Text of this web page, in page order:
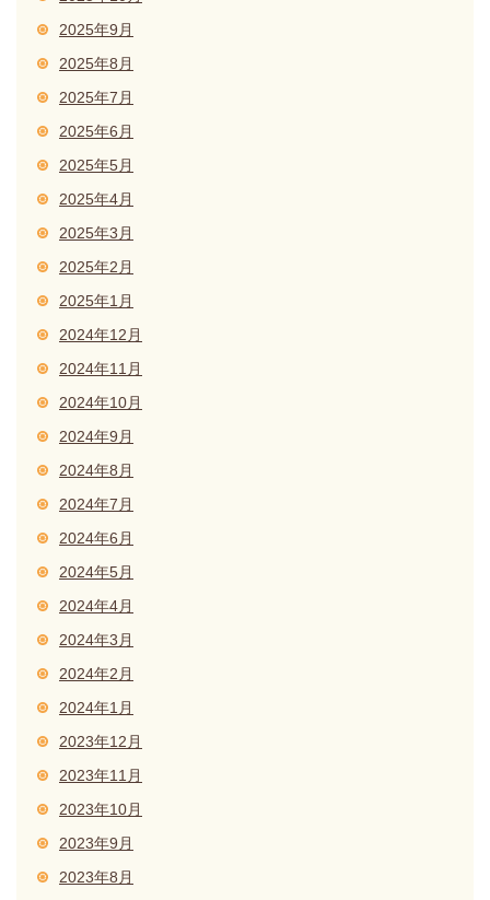
2025年9月
2025年8月
2025年7月
2025年6月
2025年5月
2025年4月
2025年3月
2025年2月
2025年1月
2024年12月
2024年11月
2024年10月
2024年9月
2024年8月
2024年7月
2024年6月
2024年5月
2024年4月
2024年3月
2024年2月
2024年1月
2023年12月
2023年11月
2023年10月
2023年9月
2023年8月